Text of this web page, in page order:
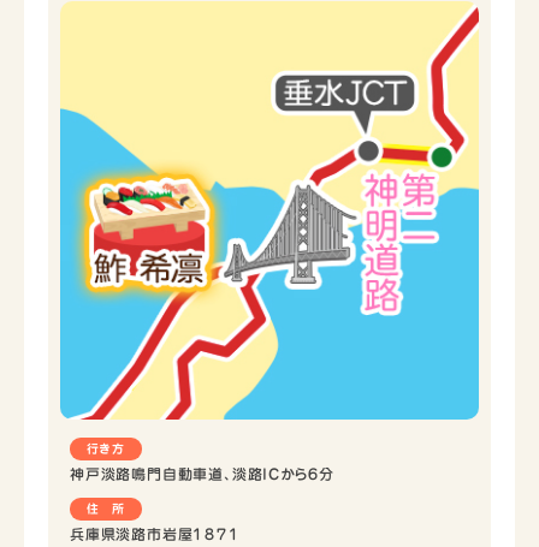
行き方
神戸淡路鳴門自動車道、淡路ICから６分
住 所
兵庫県淡路市岩屋１８７１